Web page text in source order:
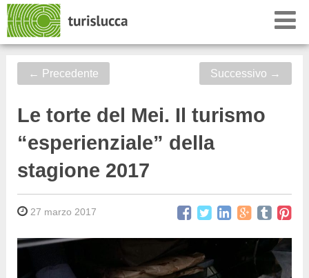
← Precedente Successivo →
Le torte del Mei. Il turismo
“esperienziale” della
stagione 2017
27 marzo 2017